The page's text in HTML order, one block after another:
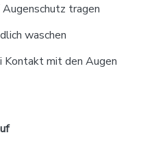
tragen
waschen
mit den Augen